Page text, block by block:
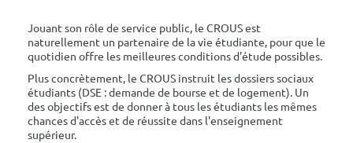
Jouant son rôle de service public, le CROUS est
naturellement un partenaire de la vie étudiante, pour que le
quotidien offre les meilleures conditions d'étude possibles.
Plus concrètement, le CROUS instruit les dossiers sociaux
étudiants (DSE : demande de bourse et de logement). Un
des objectifs est de donner à tous les étudiants les mêmes
chances d'accès et de réussite dans l'enseignement
supérieur.